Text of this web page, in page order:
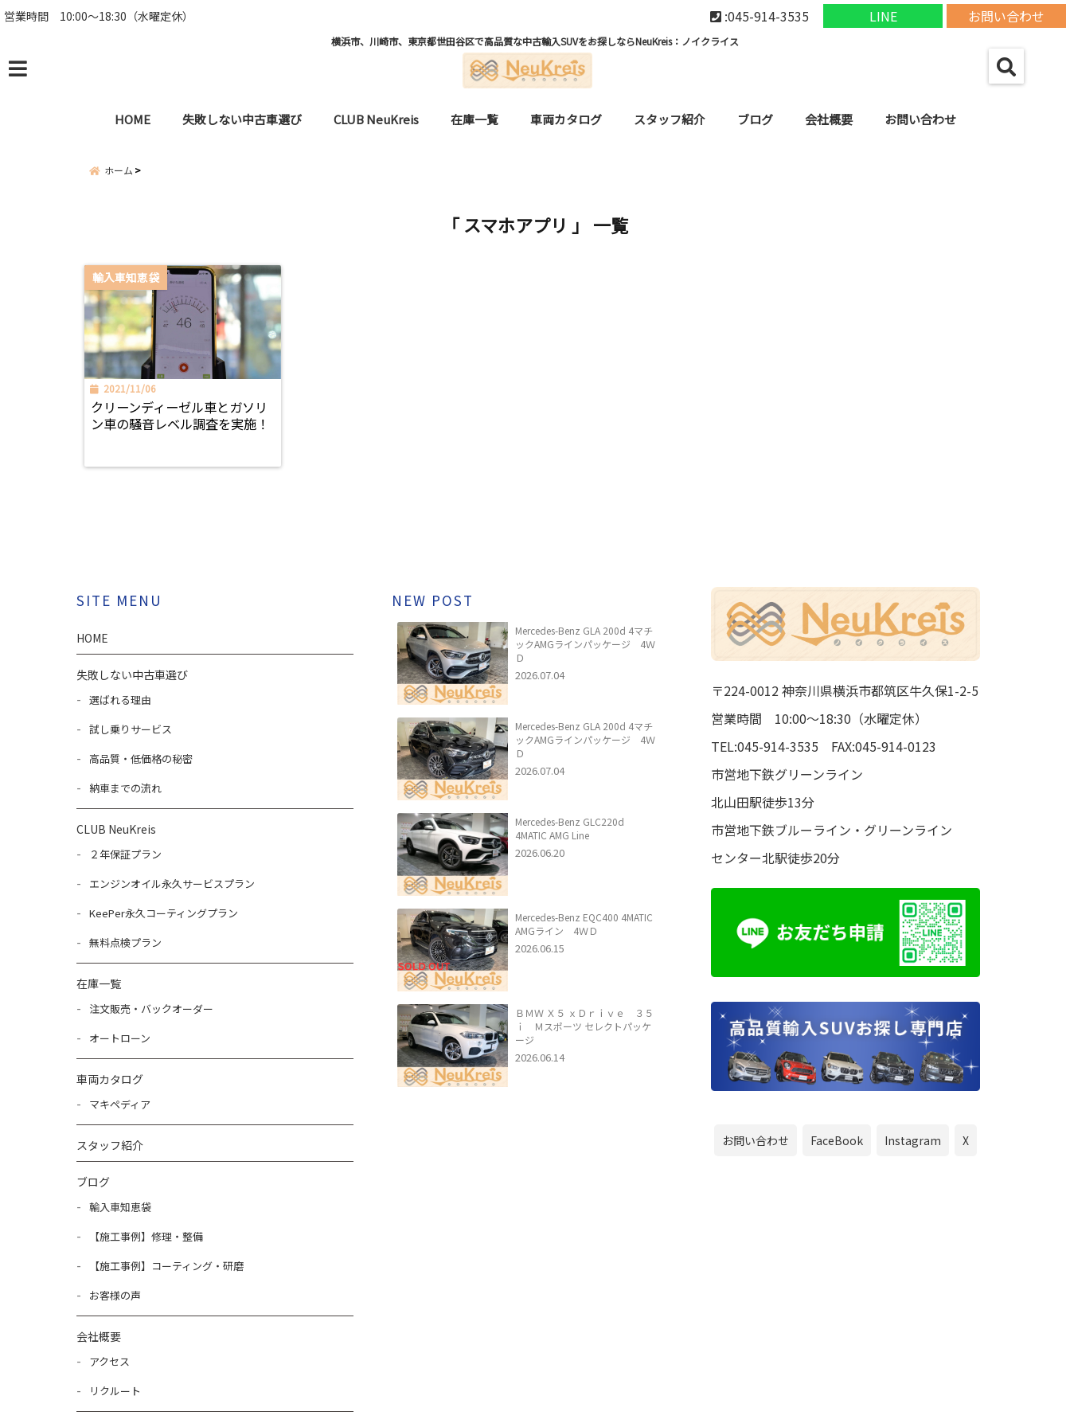
営業時間 10:00～18:30（水曜定休） お問い合わせ
LINE
:045-914-3535
横浜市、川崎市、東京都世田谷区で高品質な中古輸入SUVをお探しならNeuKreis：ノイクライス
HOME 失敗しない中古車選び CLUB NeuKreis 在庫一覧 車両カタログ スタッフ紹介 ブログ 会社概要 お問い合わせ
ホーム
「 スマホアプリ 」 一覧
輸入車知恵袋
2021/11/06
クリーンディーゼル車とガソリ
ン車の騒音レベル調査を実施！
SITE MENU
HOME
失敗しない中古車選び
選ばれる理由
試し乗りサービス
高品質・低価格の秘密
納車までの流れ
CLUB NeuKreis
２年保証プラン
エンジンオイル永久サービスプラン
KeePer永久コーティングプラン
無料点検プラン
在庫一覧
注文販売・バックオーダー
オートローン
車両カタログ
マキペディア
スタッフ紹介
ブログ
輸入車知恵袋
【施工事例】修理・整備
【施工事例】コーティング・研磨
お客様の声
会社概要
アクセス
リクルート
NEW POST
Mercedes-Benz GLA 200d 4マチ
ックAMGラインパッケージ 4Ｗ
Ｄ
2026.07.04
Mercedes-Benz GLA 200d 4マチ
ックAMGラインパッケージ 4Ｗ
Ｄ
2026.07.04
Mercedes-Benz GLC220d
4MATIC AMG Line
2026.06.20
Mercedes-Benz EQC400 4MATIC
AMGライン 4ＷＤ
2026.06.15
ＢＭＷ Ｘ５ ｘＤｒｉｖｅ ３５
ｉ Ｍスポーツ セレクトパッケ
ージ
2026.06.14
〒224-0012 神奈川県横浜市都筑区牛久保1-2-5
営業時間 10:00～18:30（水曜定休）
TEL:045-914-3535 FAX:045-914-0123
市営地下鉄グリーンライン
北山田駅徒歩13分
市営地下鉄ブルーライン・グリーンライン
センター北駅徒歩20分
お問い合わせ FaceBook Instagram X